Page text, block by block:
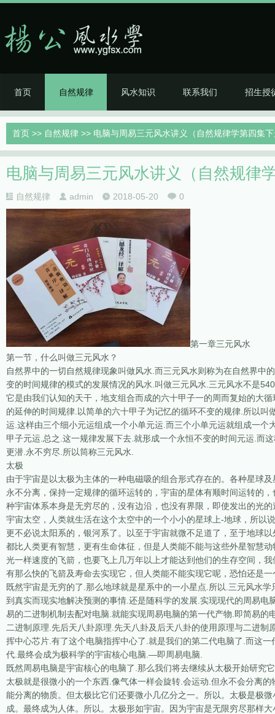
首页 自然规律 风水知识 联系我们 招生授
首页 >> 自然规律 >> 电脑与周易三元风水讲义（自然规律学第四集
电脑与周易三元风水讲义（自然规律
自然规律 admin 2018-05-20 0
第一章三元风水
第一节，什么叫做三元风水？
自然界中的一切自然规律现象叫做风水.而三元风水则称为在自然界中
变的时间规律的模式的发展情况的风水.叫做三元风水.三元风水不是
它是由我们认知的天干，地支组合而成的六十甲子一的周而复始的大
的延伸的时间规律.以简单的六十甲子为记忆的循环不变的规律.所以
运.这样由三个细小元运组成一个小单元运.而三个小单元运就组成一
甲子元运.总之.这一规律发展下去.就形成一个永恒不变的时间元运.而
更潜.永不穷尽.所以筒称三元风水.
太极
由于宇宙是以太极为主体的一种电磁吸的组合形式存在的。各种星球
永不分离，保持一定规律的循环运转的，宇宙的星体有顺时间运转的
种宇宙体系本身是无穷尽的，没有边沿，也没有界限，即使发出的光
宇宙太空，人类就生活在这个太空中的一个小小的星球上-地球，所以
更不必说太阳系的，银河系了。以至于宇宙就微不足道了，至于地球
都比人类更有智慧，更有生命体征，但是人类能不能与这些外星智慧
光一样速度的飞箭，也要飞上几万年以上才能达到他们的生存空间，
有那么快的飞箭及寿命去实现它，但人类能不能实现它呢，恐怕还是
既然宇宙是无穷的了.那么地球就是星系中的一小星点.所以.三元风水
到真实而现实地解决预测的事情.还是随科学的发展.实现现代的周易
易的二进制机制去配对电脑.就能实现周易电脑的第一代产物.即简易
二进制原理.先后天八卦原理.先天八卦及后天八卦的使用原理与二进
挥中心芯片.有了这个电脑指挥中心了.就是我们的第二代电脑了.而这
代.最终会成为极科学的宇宙核心电脑.—即周易电脑.
既然周易电脑是宇宙核心的电脑了.那么我们将去继续从太极开始研究
太极就是很微小的一个东西.像气体一样会旋转.会运动.但永不会分离
能分离的物质。但太极比它们还要微小几亿分之一。所以。太极是极
成。最终成为人体。所以。太极形如宇宙。因为宇宙是无限穷尽那样